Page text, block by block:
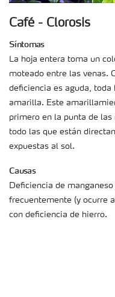
Café - Clorosis
Síntomas
La hoja entera toma un
moteado entre las venas.
deficiencia es aguda, toda
amarilla. Este
primero en la punta de las
todo las que están
expuestas al sol.
Causas
Deficiencia de
frecuentemente (y ocurre
con deficiencia de hierro.